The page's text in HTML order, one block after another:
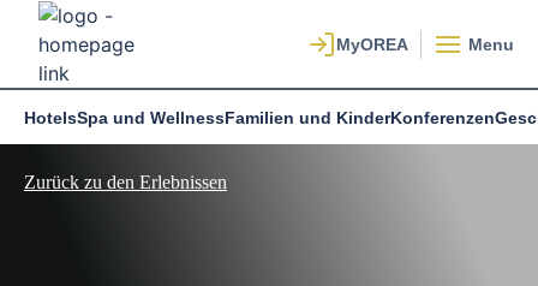
Menu
HotelsSpa und WellnessFamilien und KinderKonferenzen
Zurück zu den Erlebnissen